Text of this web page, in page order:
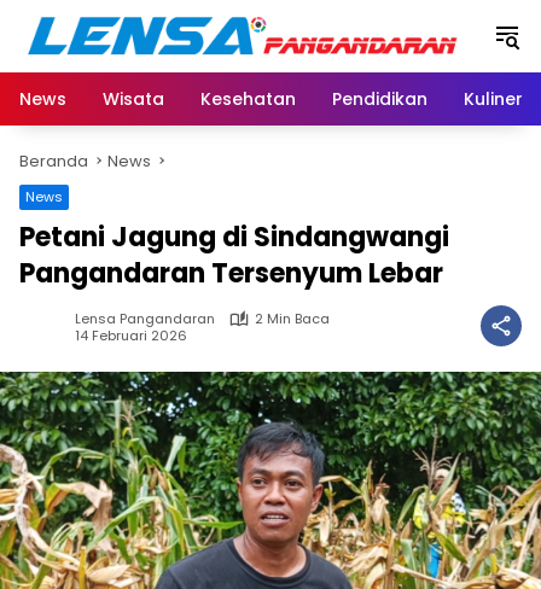
Langsung
konten
News
Wisata Kesehatan Pendidikan Kuliner
Beranda News
News
‎Petani Jagung di Sindangwangi
Pangandaran Tersenyum Lebar
Lensa Pangandaran
2 Min Baca
14 Februari 2026